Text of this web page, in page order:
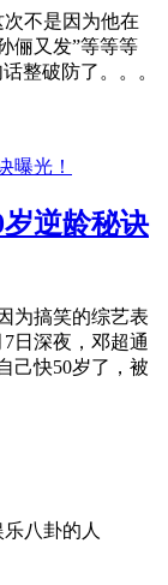
不是因为他在
俪又发”等等等
整破防了。。。
逆龄秘诀
为搞笑的综艺表
日深夜，邓超通
己快50岁了，被
八卦的人